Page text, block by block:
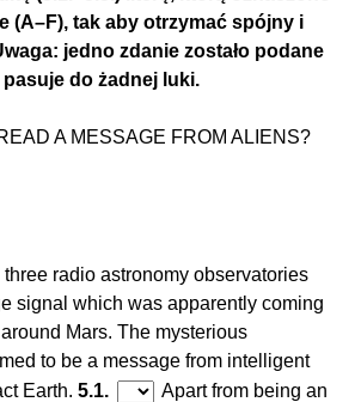
(A–F), tak aby otrzymać spójny i
jedno zdanie zostało podane
do żadnej luki.
A MESSAGE FROM ALIENS?
three radio astronomy observatories
signal which was apparently coming
Mars. The mysterious
to be a message from intelligent
Earth. 5.1.
Apart from being an